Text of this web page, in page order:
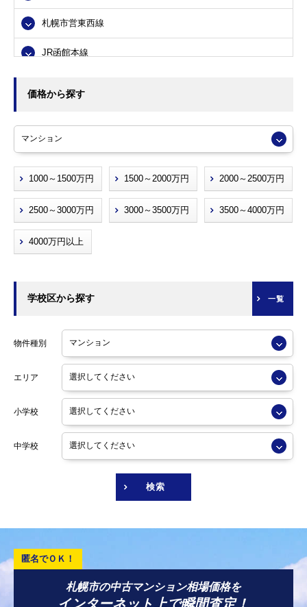
小樽市
江別市
札幌市営東西線
JR函館本線
価格から探す
1000～1500万円 1500～2000万円 2000～2500万円
2500～3000万円 3000～3500万円 3500～4000万円
4000万円以上
学校区から探す 一覧
物件種別
エリア
小学校
中学校
検索
札幌市の中古マンション相場価格を
インターネット上で瞬間査定！